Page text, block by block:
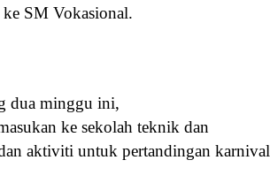
SM Vokasional.
dua minggu ini,
ke sekolah teknik dan
aktiviti untuk pertandingan karnival